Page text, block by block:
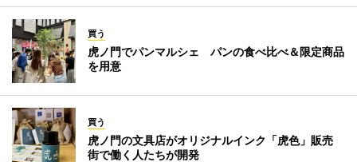
買う
虎ノ門でパンマルシェ パンの食べ比べ＆限定商品
を用意
買う
虎ノ門の文具店がオリジナルインク「虎色」販売
街で働く人たちが開発